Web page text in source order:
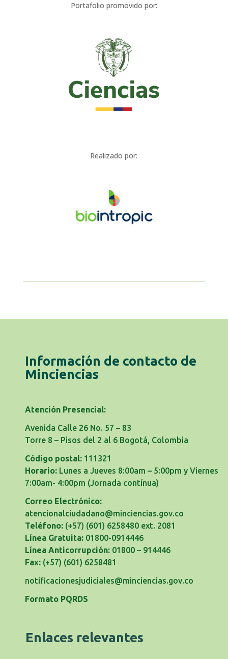
Portafolio promovido por:
Realizado por:
Información de contacto de
Minciencias
Atención Presencial:
Avenida Calle 26 No. 57 – 83
Torre 8 – Pisos del 2 al 6 Bogotá, Colombia
Código postal:111321
Horario:Lunes a Jueves 8:00am – 5:00pm y Viernes
7:00am- 4:00pm (Jornada contínua)
Correo Electrónico:
atencionalciudadano@minciencias.gov.co
Teléfono:(+57) (601) 6258480 ext. 2081
Línea Gratuita:01800-0914446
Línea Anticorrupción:01800 – 914446
Fax:(+57) (601) 6258481
notificacionesjudiciales@minciencias.gov.co
Formato PQRDS
Enlaces relevantes